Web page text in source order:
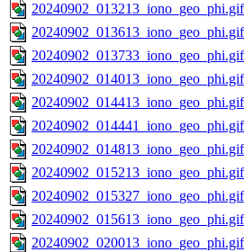
20240902_013213_iono_geo_phi.gif
20240902_013613_iono_geo_phi.gif
20240902_013733_iono_geo_phi.gif
20240902_014013_iono_geo_phi.gif
20240902_014413_iono_geo_phi.gif
20240902_014441_iono_geo_phi.gif
20240902_014813_iono_geo_phi.gif
20240902_015213_iono_geo_phi.gif
20240902_015327_iono_geo_phi.gif
20240902_015613_iono_geo_phi.gif
20240902_020013_iono_geo_phi.gif